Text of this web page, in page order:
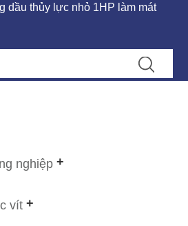
dầu thủy lực nhỏ 1HP làm mát
nghiệp
vít